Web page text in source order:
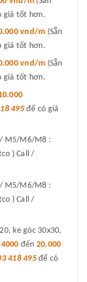
giá tốt hơn.
vnd/m (Sẵn
giá tốt hơn.
vnd/m (Sẵn
giá tốt hơn.
495để có giá
/ M5/M6/M8 :
) Call /
/ M5/M6/M8 :
) Call /
ke góc 30x30,
4000 đến 20.000
418 495để có